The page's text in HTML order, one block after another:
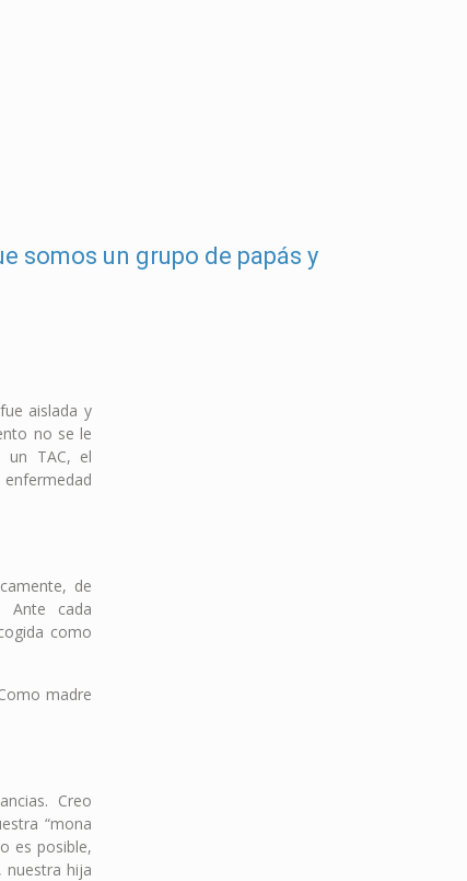
somos un grupo de papás y
aislada y
no se le
un TAC, el
de
Ante cada
como
madre
Creo
“mona
es posible,
hija